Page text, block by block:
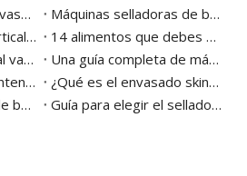
Serie de máquinas envasadoras al vacío Hualian mejor valoradas
Máquinas selladoras de bandejas Tendencias del mercado
Sellador de banda vertical versus horizontal: ¿cuál debería elegir?
14 alimentos que debes envasar al vacío para conservar su frescura durante más tiempo
Estilos de envasado al vacío 101
Una guía completa de máquinas de sellado continuo para principiantes
Guía completa de mantenimiento y limpieza de máquinas de envasado al vacío
¿Qué es el envasado skin al vacío? Beneficios y equipamiento
¿Qué es un sellador de banda y sus usos en el embalaje?
Guía para elegir el sellador de banda adecuado para su negocio